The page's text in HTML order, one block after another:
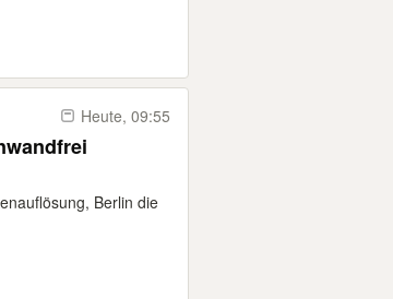
Heute, 09:55
Berlin die